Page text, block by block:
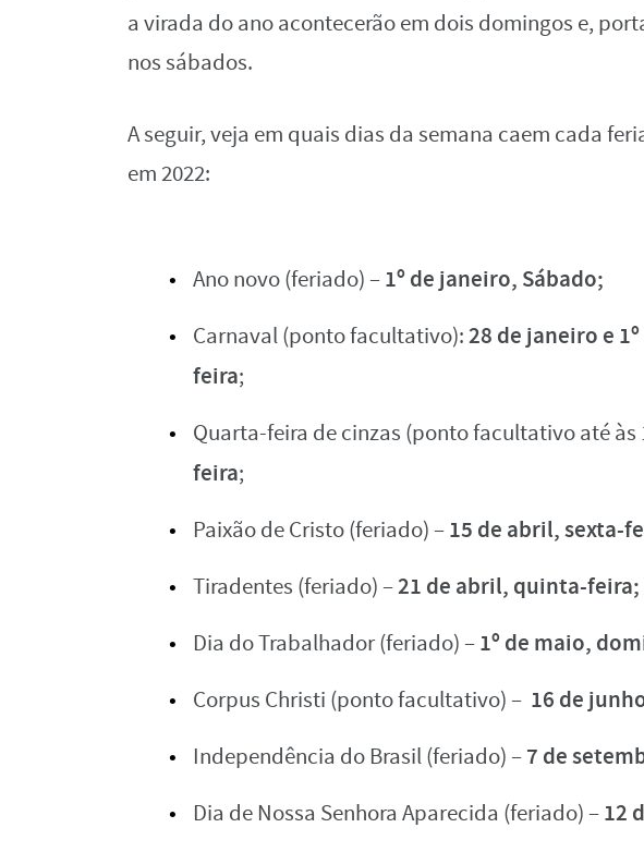
a virada do ano acontecerão em dois domingos e,
nos sábados.
A seguir, veja em quais dias da semana caem cada
em 2022:
Ano novo (feriado) –1º de janeiro, Sábado;
Carnaval (ponto facultativo):28 de janeiro e
feira;
Quarta-feira de cinzas (ponto facultativo até às
feira;
Paixão de Cristo (feriado) –15 de abril, sexta-
Tiradentes (feriado) –21 de abril, quinta-feira;
Dia do Trabalhador (feriado) –1º de maio,
Corpus Christi (ponto facultativo) – 16 de
Independência do Brasil (feriado) –7 de
Dia de Nossa Senhora Aparecida (feriado) –12